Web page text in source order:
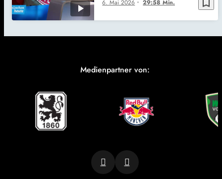
6. Mai 2026 29:58 Min.
Medienpartner von: